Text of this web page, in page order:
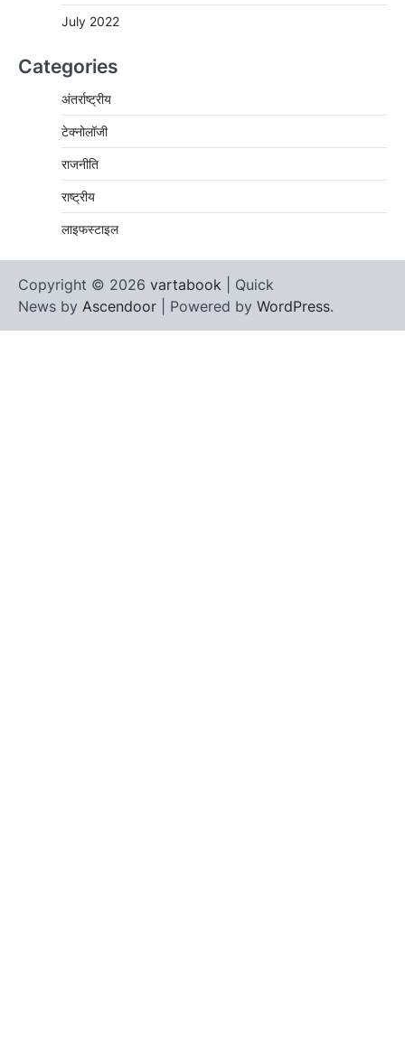
July 2022
Categories
अंतर्राष्ट्रीय
टेक्नोलॉजी
राजनीति
राष्ट्रीय
लाइफस्टाइल
Copyright © 2026 vartabook | Quick
News by Ascendoor | Powered by WordPress.